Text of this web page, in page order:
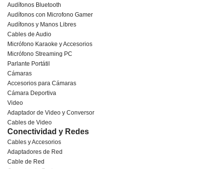
Audífonos Bluetooth
Audífonos con Microfono Gamer
Audífonos y Manos Libres
Cables de Audio
Micrófono Karaoke y Accesorios
Micrófono Streaming PC
Parlante Portátil
Cámaras
Accesorios para Cámaras
Cámara Deportiva
Video
Adaptador de Video y Conversor
Cables de Video
Conectividad y Redes
Cables y Accesorios
Adaptadores de Red
Cable de Red